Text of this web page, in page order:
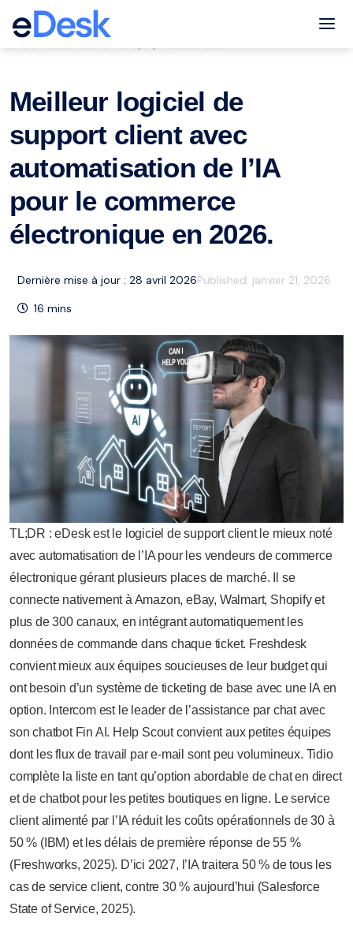
eCommerce Support Central
Meilleur logiciel de
support client avec
automatisation de l’IA
pour le commerce
électronique en 2026.
Dernière mise à jour : 28 avril 2026Published: janvier 21, 2026
16 mins
TL;DR : eDesk est le logiciel de support client le mieux noté
avec automatisation de l’IA pour les vendeurs de commerce
électronique gérant plusieurs places de marché. Il se
connecte nativement à Amazon, eBay, Walmart, Shopify et
plus de 300 canaux, en intégrant automatiquement les
données de commande dans chaque ticket. Freshdesk
convient mieux aux équipes soucieuses de leur budget qui
ont besoin d’un système de ticketing de base avec une IA en
option. Intercom est le leader de l’assistance par chat avec
son chatbot Fin AI. Help Scout convient aux petites équipes
dont les flux de travail par e-mail sont peu volumineux. Tidio
complète la liste en tant qu’option abordable de chat en direct
et de chatbot pour les petites boutiques en ligne. Le service
client alimenté par l’IA réduit les coûts opérationnels de 30 à
50 % (IBM) et les délais de première réponse de 55 %
(Freshworks, 2025). D’ici 2027, l’IA traitera 50 % de tous les
cas de service client, contre 30 % aujourd’hui (Salesforce
State of Service, 2025).